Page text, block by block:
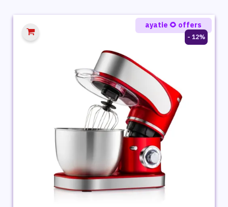
5,999 ج.م.
5,199 ج.م.
12% -
ayatie 🌻 offers